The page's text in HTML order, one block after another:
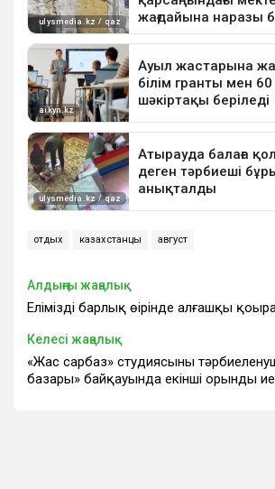
отдых казахстанцы август
Алдыңғы жаңалық
Еліміздің барлық өңірінде алғашқы
Келесі жаңалық
«Жас сарбаз» студиясының
базары» байқауында екінші орынды